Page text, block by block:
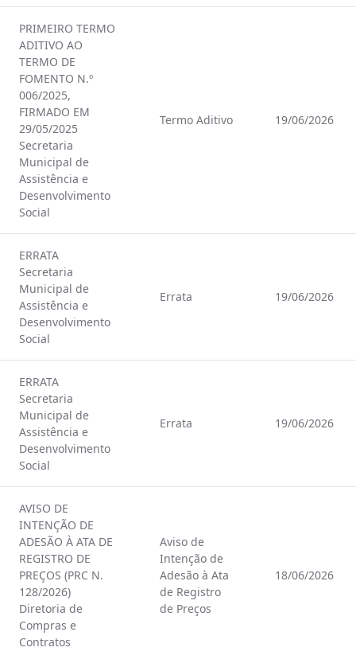
PRIMEIRO TERMO
ADITIVO AO
TERMO DE
FOMENTO N.º
006/2025,
FIRMADO EM
29/05/2025
Secretaria
Municipal de
Assistência e
Desenvolvimento
Social
Termo Aditivo 19/06/2026
ERRATA
Secretaria
Municipal de
Assistência e
Desenvolvimento
Social
Errata 19/06/2026
ERRATA
Secretaria
Municipal de
Assistência e
Desenvolvimento
Social
Errata 19/06/2026
AVISO DE
INTENÇÃO DE
ADESÃO À ATA DE
REGISTRO DE
PREÇOS (PRC N.
128/2026)
Diretoria de
Compras e
Contratos
Aviso de
Intenção de
Adesão à Ata
de Registro
de Preços
18/06/2026